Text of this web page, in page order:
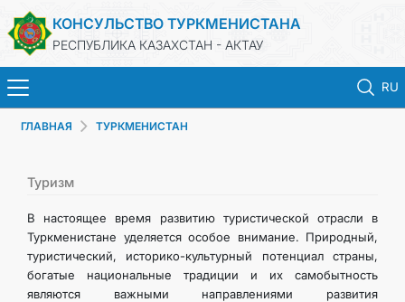
КОНСУЛЬСТВО ТУРКМЕНИСТАНА
РЕСПУБЛИКА КАЗАХСТАН - АКТАУ
RU
ГЛАВНАЯ
ТУРКМЕНИСТАН
КОНСУЛЬСКИЕ УСЛУГИ
ГЛАВНАЯ ТУРКМЕНИСТАН
Туризм
В настоящее время развитию туристической отрасли в
Туркменистане уделяется особое внимание. Природный,
туристический, историко-культурный потенциал страны,
богатые национальные традиции и их самобытность
являются важными направлениями развития